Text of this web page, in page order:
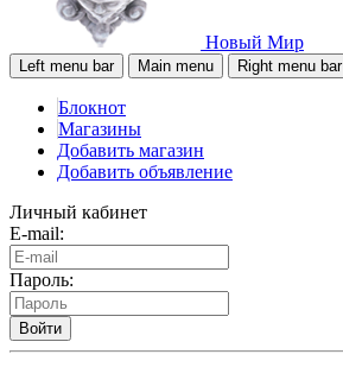
Новый Мир
Left menu bar Main menu Right menu bar
Блокнот
Магазины
Добавить магазин
Добавить объявление
Личный кабинет
E-mail:
Пароль:
Войти